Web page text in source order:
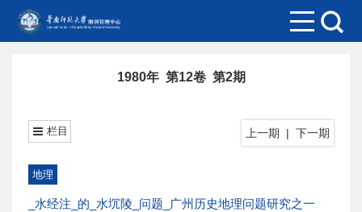
1980年 第12卷 第2期
上一期 | 下一期
栏目
地理
_水经注_的_水坈陵_问题_广州历史地理问题研究之一